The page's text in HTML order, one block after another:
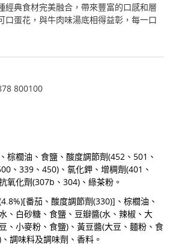
經典食材完美融合，帶來豐富的口感和層
口蛋花，與牛肉味湯底相得益彰，每一口
800100
棕櫚油、食鹽、酸度調節劑(452、501、
、339、450)、氯化鉀、增稠劑(401、
氧化劑(307b、304)、綠茶粉。
番茄、酸度調節劑(330)]、棕櫚油、
、白砂糖、食鹽、豆瓣醬(水、辣椒、大
、小麥粉、食鹽)、黃豆醬(大豆、麵粉、食
調味料及調味劑、香料。